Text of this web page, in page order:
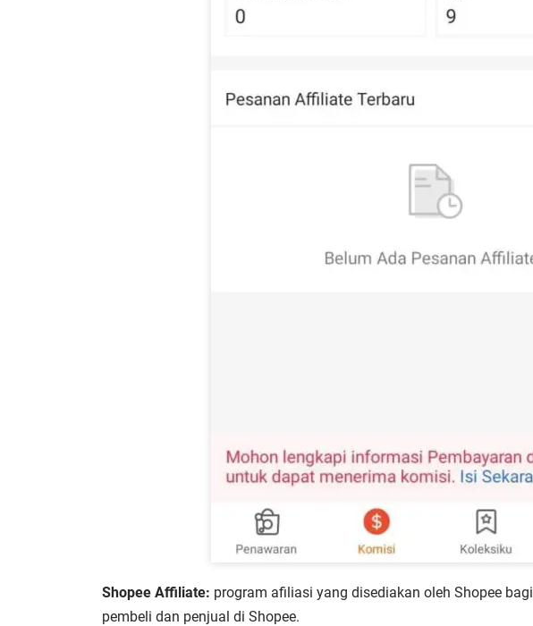
Shopee Affiliate: program afiliasi yang disediakan oleh Shopee bagi
pembeli dan penjual di Shopee.